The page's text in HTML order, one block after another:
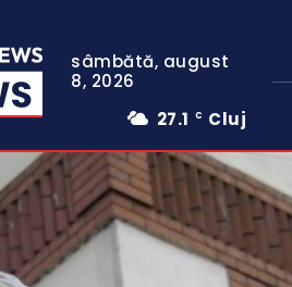
sâmbătă, august
8, 2026
27.1
C Cluj